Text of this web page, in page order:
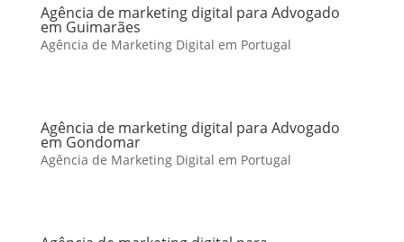
Agência de marketing digital para Advogado
em Guimarães
Agência de Marketing Digital em Portugal
Agência de marketing digital para Advogado
em Gondomar
Agência de Marketing Digital em Portugal